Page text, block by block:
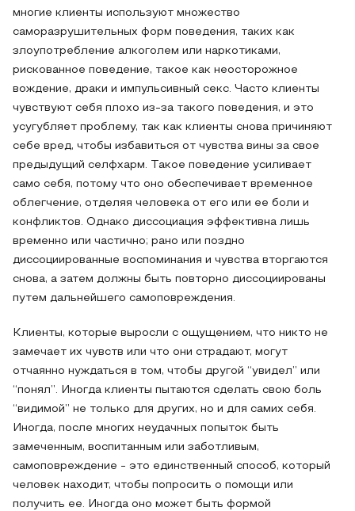
многие клиенты используют множество
саморазрушительных форм поведения, таких как
злоупотребление алкоголем или наркотиками,
рискованное поведение, такое как неосторожное
вождение, драки и импульсивный секс. Часто клиенты
чувствуют себя плохо из-за такого поведения, и это
усугубляет проблему, так как клиенты снова причиняют
себе вред, чтобы избавиться от чувства вины за свое
предыдущий селфхарм. Такое поведение усиливает
само себя, потому что оно обеспечивает временное
облегчение, отделяя человека от его или ее боли и
конфликтов. Однако диссоциация эффективна лишь
временно или частично; рано или поздно
диссоциированные воспоминания и чувства вторгаются
снова, а затем должны быть повторно диссоциированы
путем дальнейшего самоповреждения.
Клиенты, которые выросли с ощущением, что никто не
замечает их чувств или что они страдают, могут
отчаянно нуждаться в том, чтобы другой “увидел” или
“понял”. Иногда клиенты пытаются сделать свою боль
“видимой” не только для других, но и для самих себя.
Иногда, после многих неудачных попыток быть
замеченным, воспитанным или заботливым,
самоповреждение - это единственный способ, который
человек находит, чтобы попросить о помощи или
получить ее. Иногда оно может быть формой